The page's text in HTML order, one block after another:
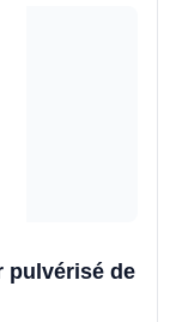
pulvérisé de